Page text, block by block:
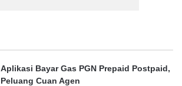
Aplikasi Bayar Gas PGN Prepaid Postpaid,
Peluang Cuan Agen